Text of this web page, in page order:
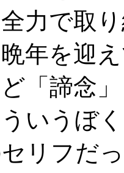
力で取
年を迎
「諦念
いうぼ
リフだ